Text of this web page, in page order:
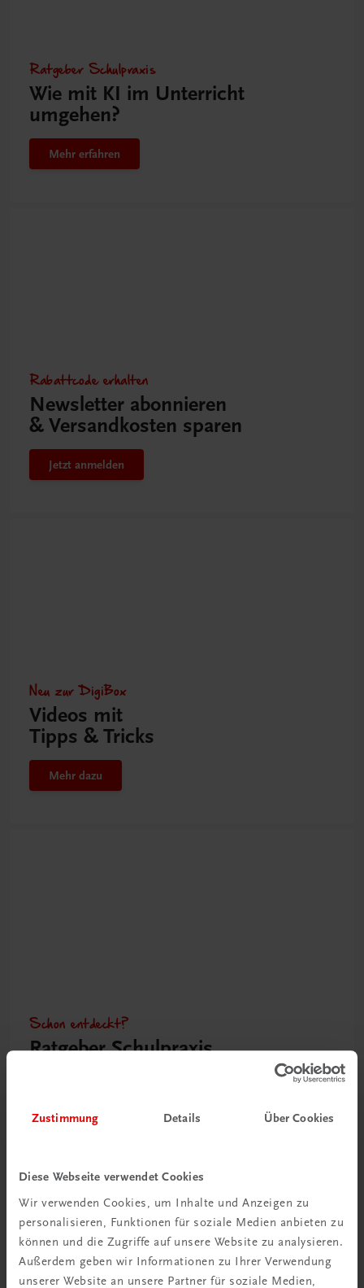
Zustimmung Details Über Cookies
Diese Webseite verwendet Cookies
Wir verwenden Cookies, um Inhalte und Anzeigen zu
personalisieren, Funktionen für soziale Medien anbieten zu
können und die Zugriffe auf unsere Website zu analysieren.
Außerdem geben wir Informationen zu Ihrer Verwendung
unserer Website an unsere Partner für soziale Medien,
Ratgeber Schulpraxis
Wie mit KI im Unterricht
umgehen?
Mehr erfahren
Rabattcode erhalten
Newsletter abonnieren
& Versandkosten sparen
Jetzt anmelden
Neu zur DigiBox
Videos mit
Tipps & Tricks
Mehr dazu
Schon entdeckt?
Ratgeber Schulpraxis